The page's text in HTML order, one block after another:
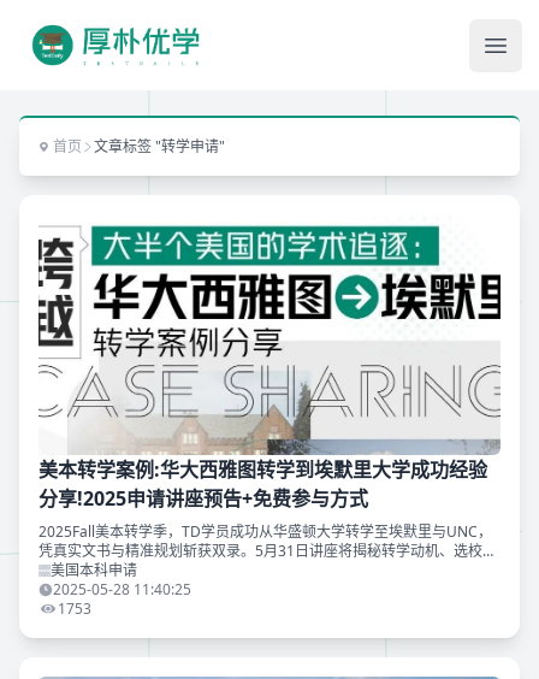
首页 文章标签 "转学申请"
美本转学案例:华大西雅图转学到埃默里大学成功经验
分享!2025申请讲座预告+免费参与方式
2025Fall美本转学季，TD学员成功从华盛顿大学转学至埃默里与UNC，
凭真实文书与精准规划斩获双录。5月31日讲座将揭秘转学动机、选校标
准、文书技巧及避坑建议，滑至文末获取免费参与方式~
美国本科申请
2025-05-28 11:40:25
1753